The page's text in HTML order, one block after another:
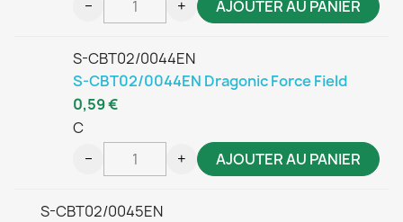
− + AJOUTER AU PANIER
S-CBT02/0044EN
S-CBT02/0044EN Dragonic Force Field
C
0,59 €
− + AJOUTER AU PANIER
S-CBT02/0045EN